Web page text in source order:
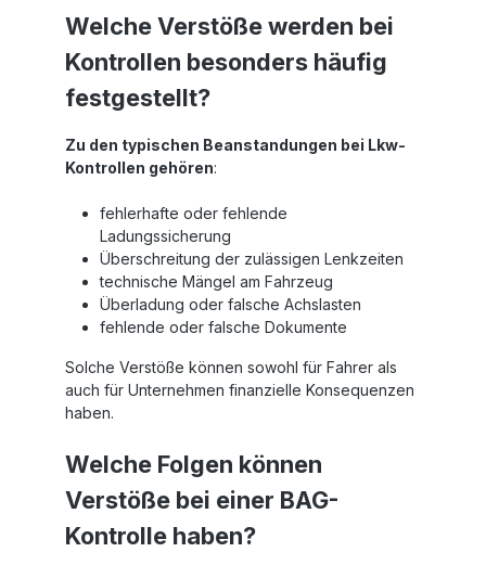
Welche Verstöße werden bei
Kontrollen besonders häufig
festgestellt?
Zu den typischen Beanstandungen bei Lkw-
Kontrollen gehören:
fehlerhafte oder fehlende
Ladungssicherung
Überschreitung der zulässigen Lenkzeiten
technische Mängel am Fahrzeug
Überladung oder falsche Achslasten
fehlende oder falsche Dokumente
Solche Verstöße können sowohl für Fahrer als
auch für Unternehmen finanzielle Konsequenzen
haben.
Welche Folgen können
Verstöße bei einer BAG-
Kontrolle haben?